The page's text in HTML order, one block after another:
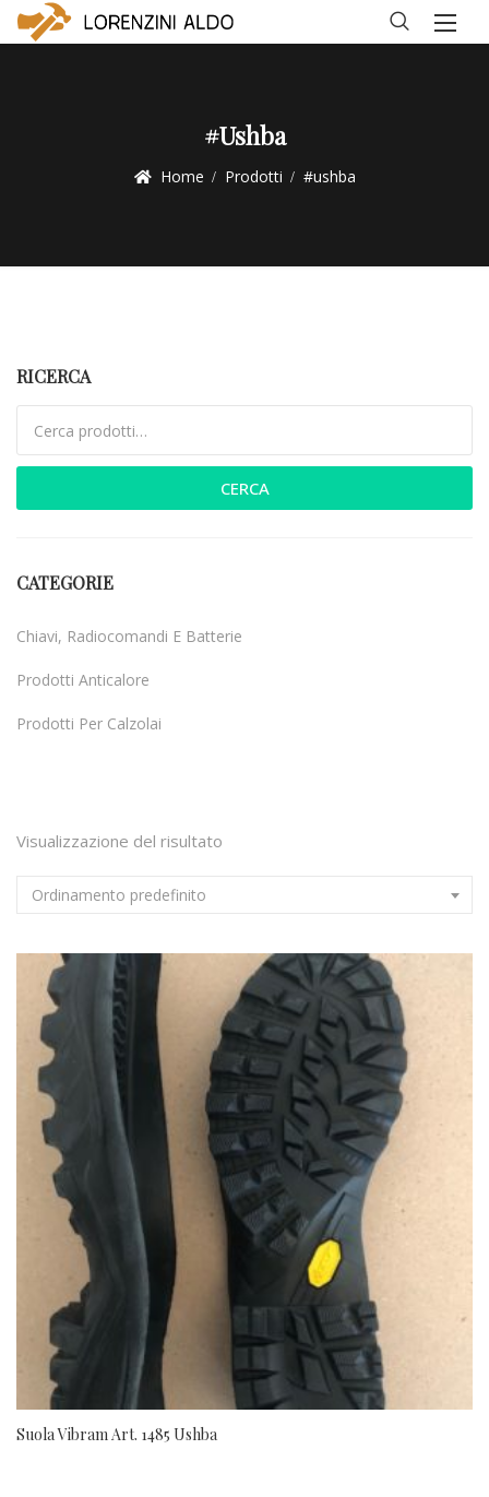
#ushba
Home Prodotti #ushba
RICERCA
CERCA
CATEGORIE
Chiavi, Radiocomandi E Batterie
Prodotti Anticalore
Prodotti Per Calzolai
Visualizzazione del risultato
Ordinamento predefinito
Suola Vibram Art. 1485 Ushba